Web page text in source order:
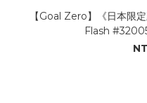
【Goal Zero】《日本限
Flash